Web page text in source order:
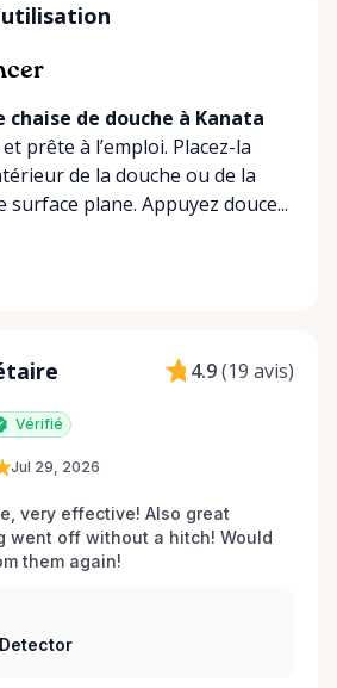
chaise de douche à Kanata
prête à l’emploi. Placez-la
de la douche ou de la
plane. Appuyez douce...
4.9(19 avis)
Vérifié
Jul 29, 2026
very effective! Also great
went off without a hitch! Would
them again!